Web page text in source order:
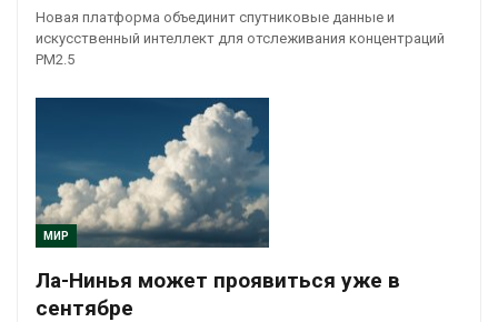
Новая платформа объединит спутниковые данные и
искусственный интеллект для отслеживания концентраций
PM2.5
МИР
Ла-Нинья может проявиться уже в
сентябре